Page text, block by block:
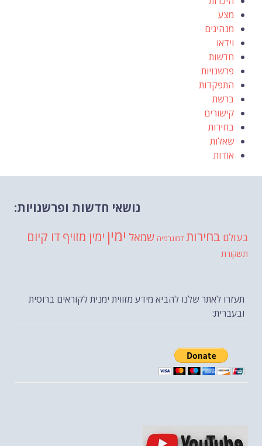
מצע
מנהיגים
וידאו
חדשות
פרשנויות
התפקדות
ברשת
קישורים
בחירות
שאלות
אודות
נושאי חדשות ופרשנויות:
בעולם בחירות דמוגרפיה שמאל ימין ימין מזויף דו קיום
תשקורת
תעזרו לאתר שלנו להביא מידע מזווית ימנית לקוראים ברוסית
ובעברית: